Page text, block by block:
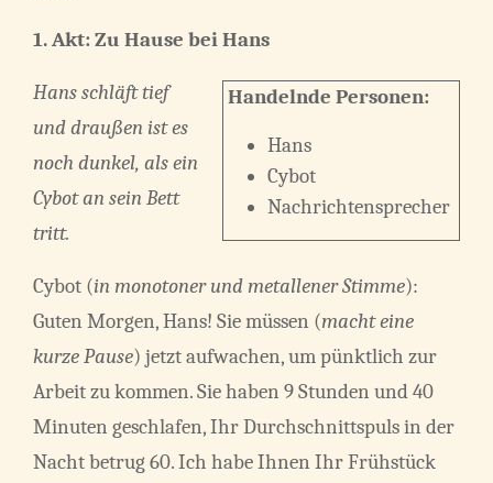
1. Akt: Zu Hause bei Hans
Handelnde Personen:
Hans
Cybot
Nachrichtensprecher
Hans schläft tief
und draußen ist es
noch dunkel, als ein
Cybot an sein Bett
tritt.
Cybot (in monotoner und metallener Stimme):
Guten Morgen, Hans! Sie müssen (macht eine
kurze Pause) jetzt aufwachen, um pünktlich zur
Arbeit zu kommen. Sie haben 9 Stunden und 40
Minuten geschlafen, Ihr Durchschnittspuls in der
Nacht betrug 60. Ich habe Ihnen Ihr Frühstück